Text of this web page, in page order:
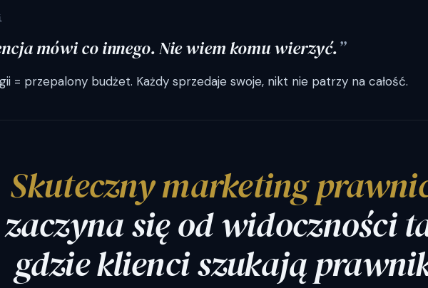
mówi co innego. Nie wiem komu wierzyć.
= przepalony budżet. Każdy sprzedaje swoje, nikt nie patrzy na całość.
Skuteczny marketing
zaczyna się od widoczności
gdzie klienci szukają